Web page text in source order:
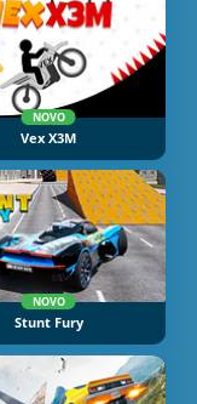
NOVO
Vex X3M
NOVO
Stunt Fury